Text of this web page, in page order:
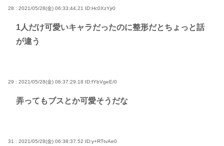
28 : 2021/05/28(金) 06:33:44.21 ID:Hc0XzYjr0
1人だけ可愛いキャラだったのに整形だとちょっと話
が違う
29 : 2021/05/28(金) 06:37:29.18 ID:fYbVgeE/0
弄ってもブスとか可愛そうだな
31 : 2021/05/28(金) 06:38:37.52 ID:y+RTtvAe0